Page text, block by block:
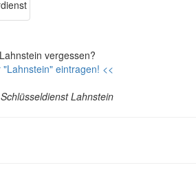
vergessen?
eintragen! <<
Schlüsseldienst Lahnstein